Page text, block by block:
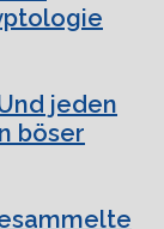
jeden
böser